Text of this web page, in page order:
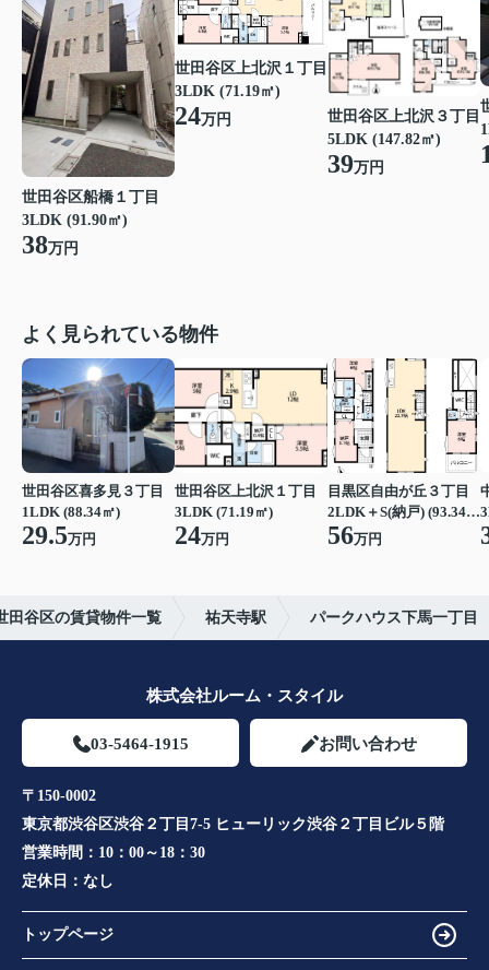
世田谷区船橋１丁目
3LDK (91.90㎡)
38万円
世田谷区上北沢１丁目
3LDK (71.19㎡)
24万円
世田谷区上北沢３丁目
5LDK (147.82㎡)
39万円
よく見られている物件
世田谷区喜多見３丁目
1LDK (88.34㎡)
29.5万円
世田谷区上北沢１丁目
3LDK (71.19㎡)
24万円
目黒区自由が丘３丁目
2LDK＋S(納戸) (93.34㎡)
56万円
田谷区の賃貸物件一覧 祐天寺駅 パークハウス下馬一丁目
株式会社ルーム・スタイル
03-5464-1915 お問い合わせ
〒150-0002
東京都渋谷区渋谷２丁目7-5 ヒューリック渋谷２丁目ビル５階
営業時間： 10：00～18：30
定休日： なし
トップページ